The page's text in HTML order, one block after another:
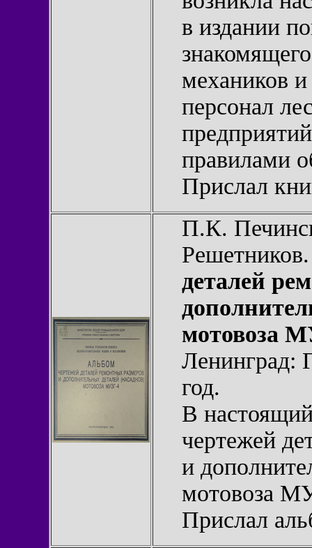
в издании
механиков
персонал
правилами
Прислал
П.К.
деталей
мотовоза
год.
В
чертежей
и
мотовоза
Прислал